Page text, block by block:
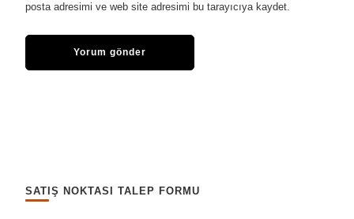
posta adresimi ve web site adresimi bu tarayıcıya kaydet.
SATIŞ NOKTASI TALEP FORMU